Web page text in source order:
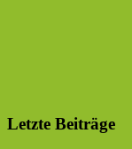
Letzte Beiträge